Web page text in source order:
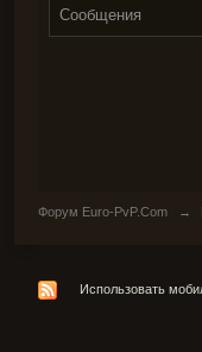
Сообщения
Форум Euro-PvP.Com →
Использовать